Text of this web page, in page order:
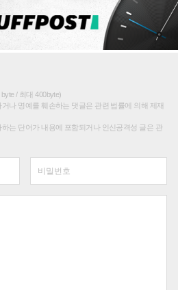
/ 최대 400byte)
나 명예를 훼손하는 댓글은 관련 법률에 의해 제재
는 단어가 내용에 포함되거나 인신공격성 글은 관